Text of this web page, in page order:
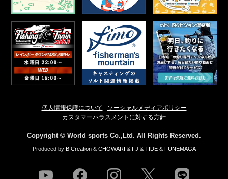
個人情報保護について
ソーシャルメディアポリシー
カスタマーハラスメントに対する方針
Copyright © World sports Co.,Ltd. All Rights Reserved.
Produced by B.Creation& CHOWARI & FJ & TIDE& FUNEMAGA
youtube facebook instagram line